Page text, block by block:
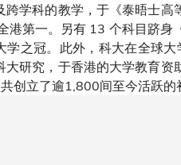
跨学科的教学，于《泰晤士
港第一。另有 13 个科目跻
学之冠。此外，科大在全球
大研究，于香港的大学教育
创立了逾1,800间至今活跃